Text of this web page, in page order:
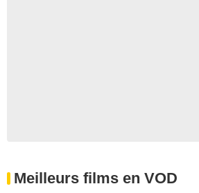
Meilleurs films en VOD